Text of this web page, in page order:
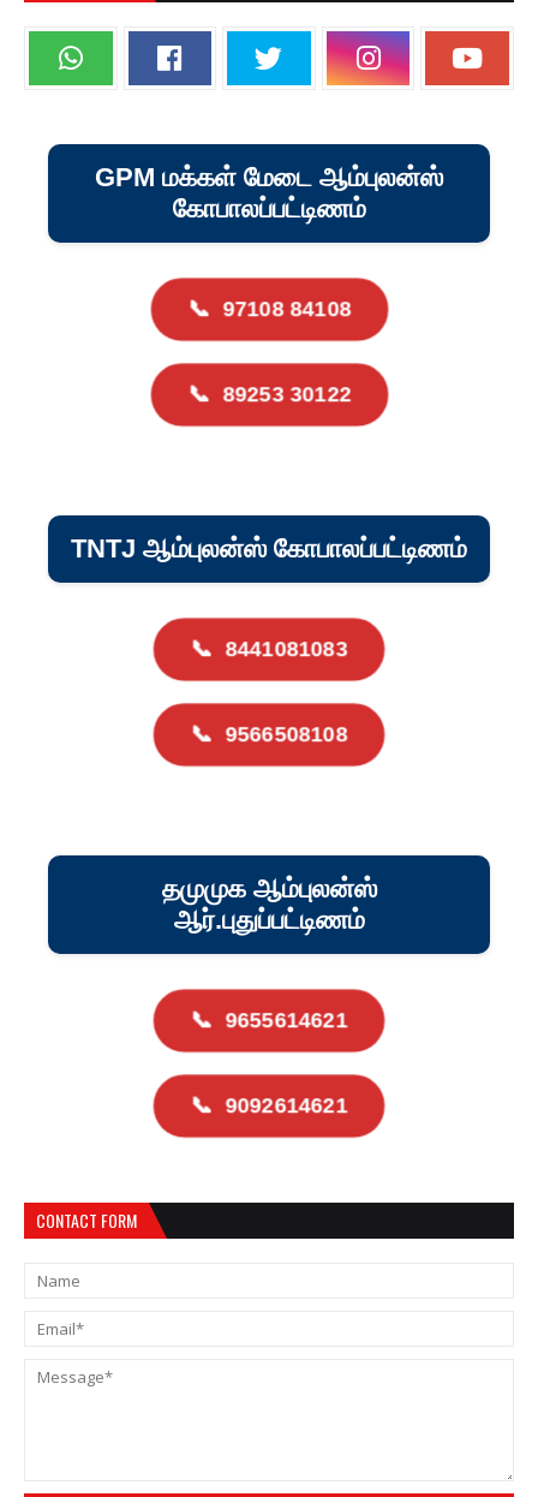
GPM மக்கள் மேடை ஆம்புலன்ஸ்
கோபாலப்பட்டிணம்
📞 97108 84108
📞 89253 30122
TNTJ ஆம்புலன்ஸ் கோபாலப்பட்டிணம்
📞 8441081083
📞 9566508108
தமுமுக ஆம்புலன்ஸ்
ஆர்.புதுப்பட்டிணம்
📞 9655614621
📞 9092614621
CONTACT FORM